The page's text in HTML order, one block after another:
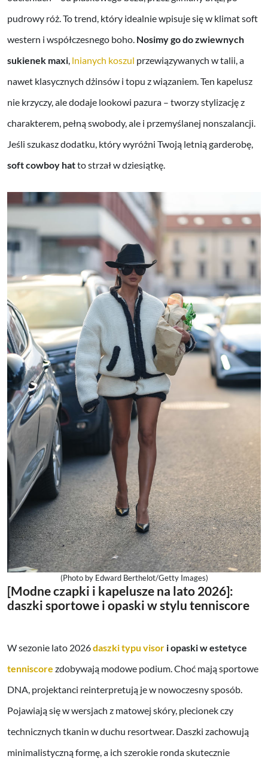
pudrowy róż. To trend, który idealnie wpisuje się w klimat soft
western i współczesnego boho. Nosimy go do zwiewnych
sukienek maxi, lnianych koszul przewiązywanych w talii, a
nawet klasycznych dżinsów i topu z wiązaniem. Ten kapelusz
nie krzyczy, ale dodaje lookowi pazura – tworzy stylizację z
charakterem, pełną swobody, ale i przemyślanej nonszalancji.
Jeśli szukasz dodatku, który wyróżni Twoją letnią garderobę,
soft cowboy hatto strzał w dziesiątkę.
(Photo by Edward Berthelot/Getty Images)
[Modne czapki i kapelusze na lato 2026]:
daszki sportowe i opaski w stylu tenniscore
W sezonie lato 2026daszki typu visor i opaski w estetyce
tenniscore zdobywają modowe podium. Choć mają sportowe
DNA, projektanci reinterpretują je w nowoczesny sposób.
Pojawiają się w wersjach z matowej skóry, plecionek czy
technicznych tkanin w duchu resortwear. Daszki zachowują
minimalistyczną formę, a ich szerokie ronda skutecznie